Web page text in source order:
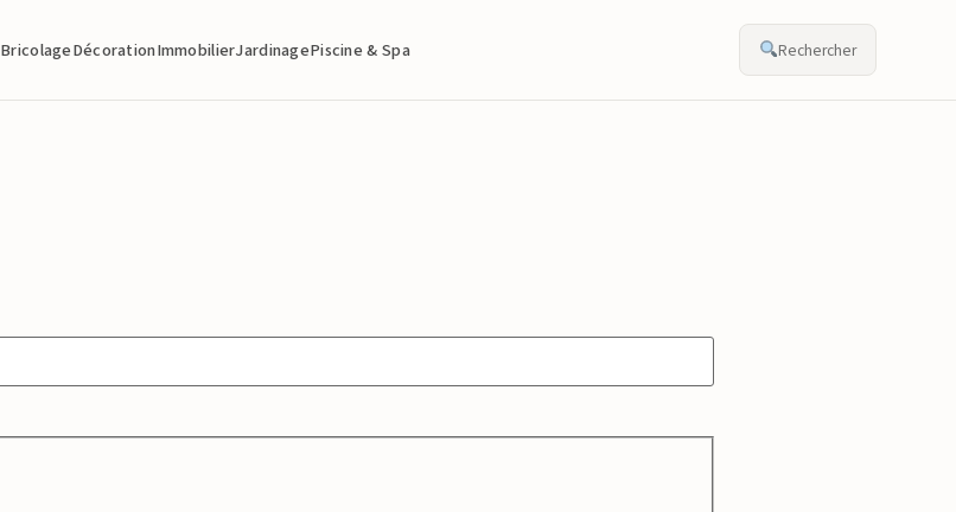
BricolageDécorationImmobilierJardinagePiscine & Spa Rechercher